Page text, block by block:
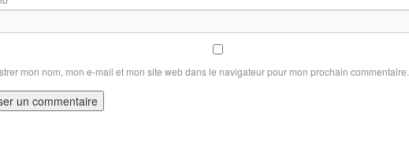
mon nom, mon e-mail et mon site web dans le navigateur pour mon prochain commentaire.